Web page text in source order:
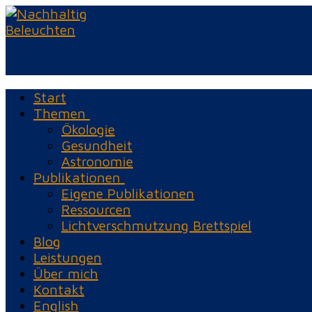
Zum
Inhalt
Menü
Schließen
Start
Themen
Ökologie
Gesundheit
Astronomie
Publikationen
Eigene Publikationen
Ressourcen
Lichtverschmutzung Brettspiel
Blog
Leistungen
Über mich
Kontakt
English